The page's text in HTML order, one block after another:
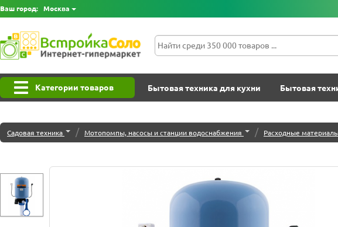
Ваш город: Москва
Категории товаров Бытовая техника для кухни Бытовая
Садовая техника / Мотопомпы, насосы и станции водоснабжения / Расходные